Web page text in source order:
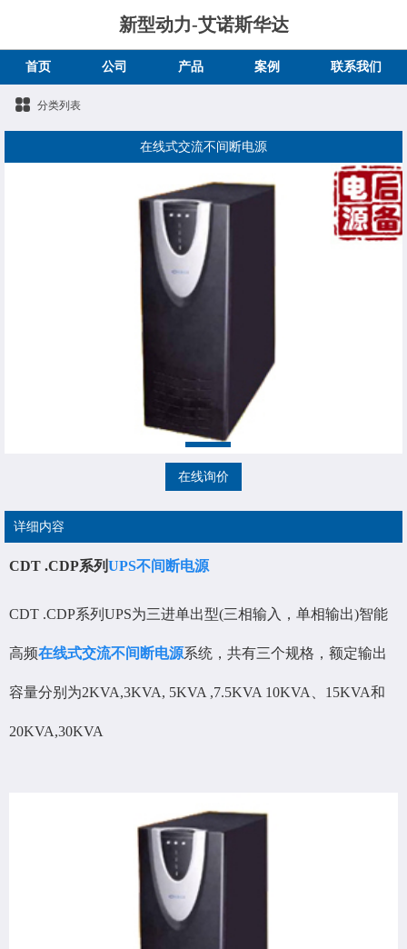
新型动力-艾诺斯华达
首页 公司 产品 案例 联系我们
分类列表
在线式交流不间断电源
在线询价
详细内容
CDT .CDP系列UPS不间断电源
CDT .CDP系列UPS为三进单出型(三相输入，单相输出)智能
高频在线式交流不间断电源系统，共有三个规格，额定输出
容量分别为2KVA,3KVA, 5KVA ,7.5KVA 10KVA、15KVA和
20KVA,30KVA